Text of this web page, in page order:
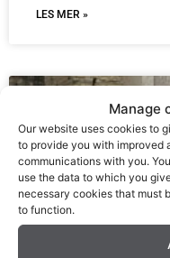
Manage
Our website uses cookies to
to provide you with improved
communications with you.
use the data to which you
necessary cookies that must
to function.
LES MER »